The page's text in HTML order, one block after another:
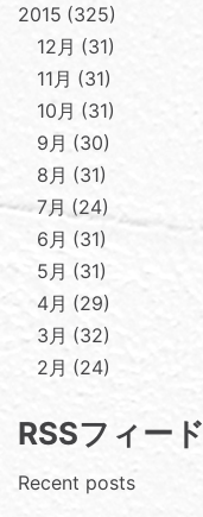
2015 325
12月
31
11月
31
10月
31
9月
30
8月
31
7月
24
6月
31
5月
31
4月
29
3月
32
2月
24
RSSフィード
Recent posts